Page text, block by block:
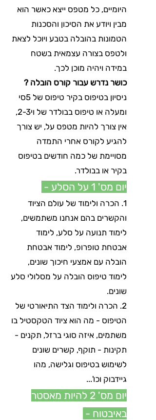
היומיים, כל מטפס ייצא כאשר הוא
מבין ויודע את הסיכון והסכנות
הטמונות בהובלה בטבע ויוכל לצאת
ולטפס בצורה עצמאית בשטח
במידה ויהיה מוכן לכך.
כושר נדרש עבור קורס הובלה ?
ניסיון בטיפוס בקיר טיפוס של 5סי
ומעלה או טיפוס בבולדר של וי2-3,
אין צורך להיות מטפס על, יש צורך
להגיע לקורס אחרי התמדה
מסויימת של כמה חודשים בטיפוס
בקיר או בבולדר.
יום מס' 1 על הסלע -
1. הכרה ולימוד של עולם הציוד
והקשרים בהם אנחנו משתמשים,
לימוד תנועה על סלע, לימוד
אבטחת טופרופ, לימוד אבטחת
הובלה עם אמצעי חיכוך שונים,
לימוד טיפוס הובלה על מסלולי סלע
שונים.
2. הכרה ולימוד הצד התיאורטי של
הטיפוס - מה הוא ציוד הטקסטיל בו
משתמים, איזה סוגי ברזל, תקנים -
תקינות - תוקף, קשרים שונים
לשימוש בטיפוס וגלישה, מהו
גיידבוק וכו'...
יום מס' 2 להיות מאסטר
באיבטוח -